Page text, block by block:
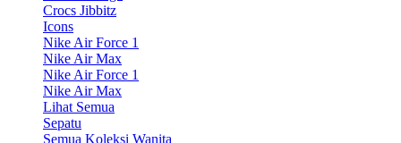
Crocs Jibbitz
Icons
Nike Air Force 1
Nike Air Max
Nike Air Force 1
Nike Air Max
Lihat Semua
Sepatu
Semua Koleksi Wanita